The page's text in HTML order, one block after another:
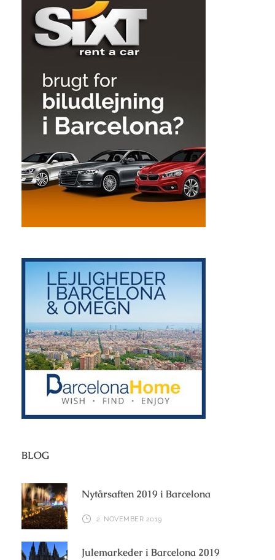
BLOG
Nytårsaften 2019 i Barcelona
2. NOVEMBER 2019
Julemarkeder i Barcelona 2019